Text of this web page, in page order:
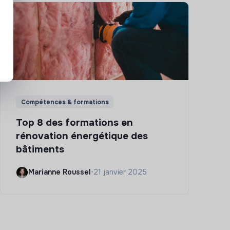
Compétences & formations
Top 8 des formations en
rénovation énergétique des
bâtiments
Marianne Roussel•21 janvier 2025